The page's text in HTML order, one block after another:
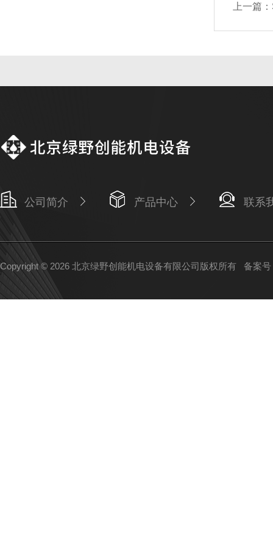
上一篇：
公司简介 产品中心 联系
Copyright © 2026 北京绿野创能机电设备有限公司版权所有 备案